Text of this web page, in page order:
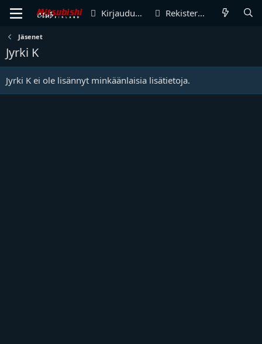
Kirjaudu sisään Rekisteröidy
Jäsenet
Jyrki K
Jyrki K ei ole lisännyt minkäänlaisia lisätietoja.